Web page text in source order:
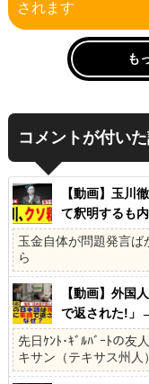
されます
も
コメントが付い
【動画】玉川
て釈明するも
上……
玉金自体が問題発言
ら
【動画】外国
で返された!」
ろ」
先日ｹﾝﾄ･ｷﾞﾙﾊﾞｰﾄの友
キサン（テキサス州人